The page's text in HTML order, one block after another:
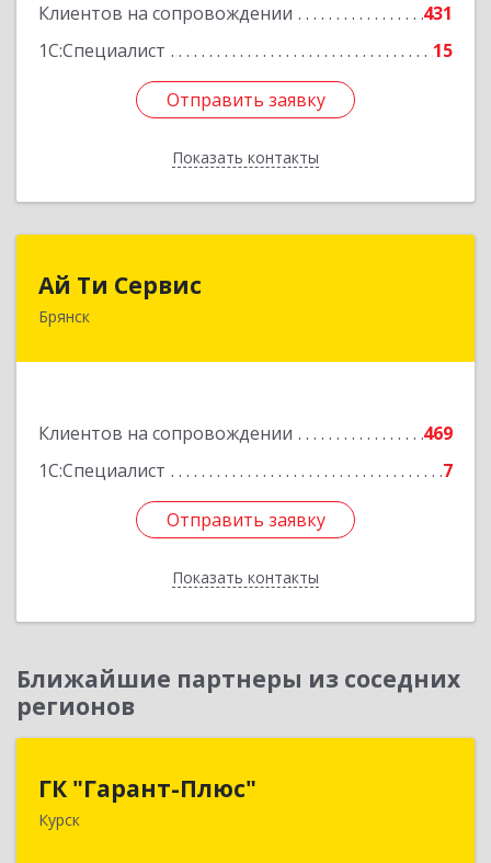
Клиентов на сопровождении
431
1С:Специалист
15
Отправить заявку
Показать контакты
Отправить заявку
Назад
Ай Ти Сервис
Брянск
Клиентов на сопровождении
469
1С:Специалист
7
Отправить заявку
Показать контакты
Отправить заявку
Назад
Ближайшие партнеры из соседних
регионов
ГК "Гарант-Плюс"
Курск
305035, Курская обл, Курск г, Овечкина ул, дом